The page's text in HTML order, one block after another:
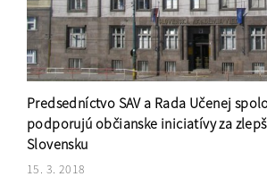
Predsedníctvo SAV a Rada Učenej
podporujú občianske iniciatívy za
Slovensku
15. 3. 2018